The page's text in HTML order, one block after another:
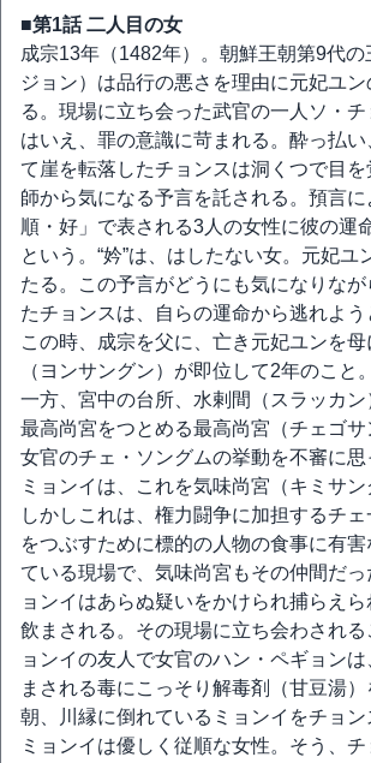
■第1話 二人目の女
成宗13年（1482年）。朝鮮王朝第9代の
ジョン）は品行の悪さを理由に元妃ユン
る。現場に立ち会った武官の一人ソ・チ
はいえ、罪の意識に苛まれる。酔っ払
て崖を転落したチョンスは洞くつで目
師から気になる予言を託される。預言に
順・好」で表される3人の女性に彼の運
という。“妗”は、はしたない女。元妃ユ
たる。この予言がどうにも気になりな
たチョンスは、自らの運命から逃れよう
この時、成宗を父に、亡き元妃ユンを
（ヨンサングン）が即位して2年のこと。
一方、宮中の台所、水剌間（スラッカン
最高尚宮をつとめる最高尚宮（チェゴ
女官のチェ・ソングムの挙動を不審に思
ミョンイは、これを気味尚宮（キミサン
しかしこれは、権力闘争に加担するチ
をつぶすために標的の人物の食事に有
ている現場で、気味尚宮もその仲間だっ
ョンイはあらぬ疑いをかけられ捕らえ
飲まされる。その現場に立ち会わされる
ョンイの友人で女官のハン・ペギョン
まされる毒にこっそり解毒剤（甘豆湯
朝、川縁に倒れているミョンイをチョン
ミョンイは優しく従順な女性。そう、